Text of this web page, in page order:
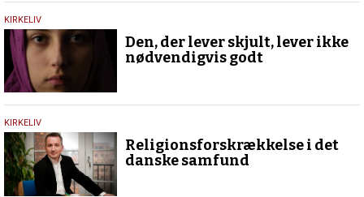
22.
juni
2018
KIRKELIV
Den, der lever skjult, lever ikke
nødvendigvis godt
22.
juni
2018
KIRKELIV
Religionsforskrækkelse i det
danske samfund